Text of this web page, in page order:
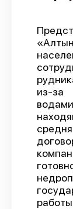
из-за